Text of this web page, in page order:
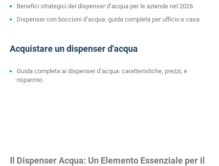
Benefici strategici dei dispenser d’acqua per le aziende nel 2026
Dispenser con boccioni d’acqua: guida completa per ufficio e casa
Acquistare un dispenser d'acqua
Guida completa ai dispenser d’acqua: caratteristiche, prezzi, e
risparmio
Il Dispenser Acqua: Un Elemento Essenziale per il